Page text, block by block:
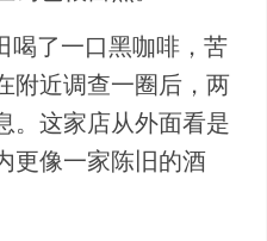
喝了一口黑咖啡，苦
附近调查一圈后，两
。这家店从外面看是
更像一家陈旧的酒